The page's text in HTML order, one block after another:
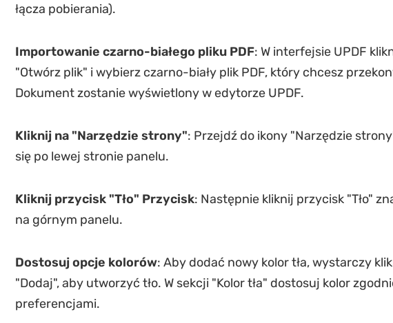
łącza pobierania).
Importowanie czarno-białego pliku PDF: W interfejsie UPDF
"Otwórz plik" i wybierz czarno-biały plik PDF, który chcesz
Dokument zostanie wyświetlony w edytorze UPDF.
Kliknij na "Narzędzie strony": Przejdź do ikony "Narzędzie
się po lewej stronie panelu.
Kliknij przycisk "Tło" Przycisk: Następnie kliknij przycisk "Tło"
na górnym panelu.
Dostosuj opcje kolorów: Aby dodać nowy kolor tła, wystarczy
"Dodaj", aby utworzyć tło. W sekcji "Kolor tła" dostosuj kolor
preferencjami.